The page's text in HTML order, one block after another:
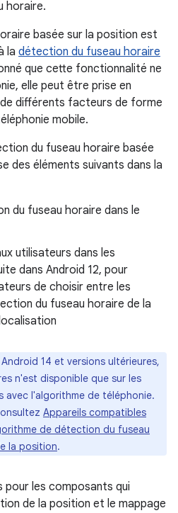
horaire.
basée sur la position est
la détection du fuseau horaire
que cette fonctionnalité ne
elle peut être prise en
différents facteurs de forme
mobile.
du fuseau horaire basée
des éléments suivants dans la
du fuseau horaire dans le
utilisateurs dans les
dans Android 12, pour
de choisir entre les
du fuseau horaire de la
Android 14 et versions ultérieures,
n'est disponible que sur les
avec l'algorithme de téléphonie.
Appareils compatibles
de détection du fuseau
la position.
pour les composants qui
de la position et le mappage